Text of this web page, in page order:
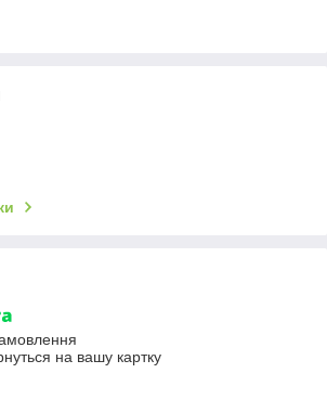
на вашу картку